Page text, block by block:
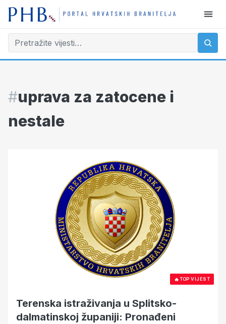
#uprava za zatocene i
nestale
🔥TOP VIJEST
Terenska istraživanja u Splitsko-
dalmatinskoj županiji: Pronađeni